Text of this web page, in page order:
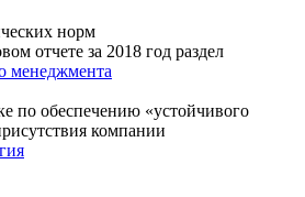
норм
отчете за 2018 год раздел
менеджмента
по обеспечению «устойчивого
компании